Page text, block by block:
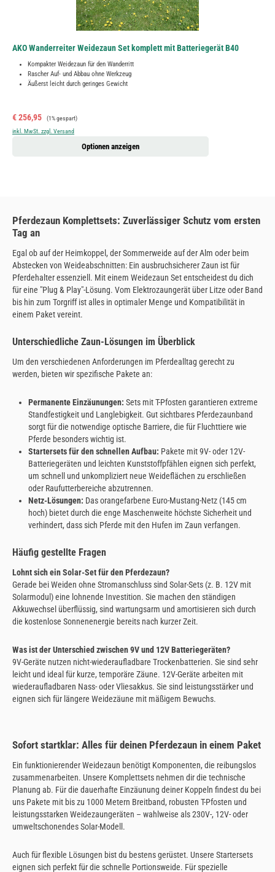
AKO Wanderreiter Weidezaun Set komplett mit Batteriegerät B40
Kompakter Weidezaun für den Wanderritt
Rascher Auf- und Abbau ohne Werkzeug
Äußerst leicht durch geringes Gewicht
Verkaufspreis:
€ 256,95 Regulärer Preis:
(1% gespart)
inkl. MwSt. zzgl. Versand
Optionen anzeigen
Pferdezaun Komplettsets: Zuverlässiger Schutz vom ersten
Tag an
Egal ob auf der Heimkoppel, der Sommerweide auf der Alm oder beim
Abstecken von Weideabschnitten: Ein ausbruchsicherer Zaun ist für
Pferdehalter essenziell. Mit einem Weidezaun Set entscheidest du dich
für eine "Plug & Play"-Lösung. Vom Elektrozaungerät über Litze oder Band
bis hin zum Torgriff ist alles in optimaler Menge und Kompatibilität in
einem Paket vereint.
Unterschiedliche Zaun-Lösungen im Überblick
Um den verschiedenen Anforderungen im Pferdealltag gerecht zu
werden, bieten wir spezifische Pakete an:
Permanente Einzäunungen: Sets mit T-Pfosten garantieren extreme
Standfestigkeit und Langlebigkeit. Gut sichtbares Pferdezaunband
sorgt für die notwendige optische Barriere, die für Fluchttiere wie
Pferde besonders wichtig ist.
Startersets für den schnellen Aufbau: Pakete mit 9V- oder 12V-
Batteriegeräten und leichten Kunststoffpfählen eignen sich perfekt,
um schnell und unkompliziert neue Weideflächen zu erschließen
oder Raufutterbereiche abzutrennen.
Netz-Lösungen: Das orangefarbene Euro-Mustang-Netz (145 cm
hoch) bietet durch die enge Maschenweite höchste Sicherheit und
verhindert, dass sich Pferde mit den Hufen im Zaun verfangen.
Häufig gestellte Fragen
Lohnt sich ein Solar-Set für den Pferdezaun?
Gerade bei Weiden ohne Stromanschluss sind Solar-Sets (z. B. 12V mit
Solarmodul) eine lohnende Investition. Sie machen den ständigen
Akkuwechsel überflüssig, sind wartungsarm und amortisieren sich durch
die kostenlose Sonnenenergie bereits nach kurzer Zeit.
Was ist der Unterschied zwischen 9V und 12V Batteriegeräten?
9V-Geräte nutzen nicht-wiederaufladbare Trockenbatterien. Sie sind sehr
leicht und ideal für kurze, temporäre Zäune. 12V-Geräte arbeiten mit
wiederaufladbaren Nass- oder Vliesakkus. Sie sind leistungsstärker und
eignen sich für längere Weidezäune mit mäßigem Bewuchs.
Sofort startklar: Alles für deinen Pferdezaun in einem Paket
Ein funktionierender Weidezaun benötigt Komponenten, die reibungslos
zusammenarbeiten. Unsere Komplettsets nehmen dir die technische
Planung ab. Für die dauerhafte Einzäunung deiner Koppeln findest du bei
uns Pakete mit bis zu 1000 Metern Breitband, robusten T-Pfosten und
leistungsstarken Weidezaungeräten – wahlweise als 230V-, 12V- oder
umweltschonendes Solar-Modell.
Auch für flexible Lösungen bist du bestens gerüstet. Unsere Startersets
eignen sich perfekt für die schnelle Portionsweide. Für spezielle